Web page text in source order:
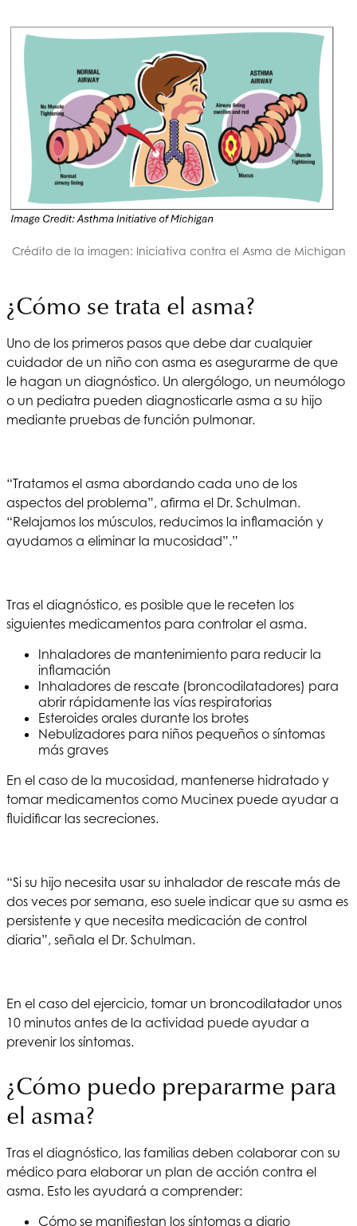
Crédito de la imagen: Iniciativa contra el Asma de Michigan
¿Cómo se trata el asma?
Uno de los primeros pasos que debe dar cualquier
cuidador de un niño con asma es asegurarme de que
le hagan un diagnóstico. Un alergólogo, un neumólogo
o un pediatra pueden diagnosticarle asma a su hijo
mediante pruebas de función pulmonar.
“Tratamos el asma abordando cada uno de los
aspectos del problema”, afirma el Dr. Schulman.
“Relajamos los músculos, reducimos la inflamación y
ayudamos a eliminar la mucosidad”.”
Tras el diagnóstico, es posible que le receten los
siguientes medicamentos para controlar el asma.
Inhaladores de mantenimiento para reducir la
inflamación
Inhaladores de rescate (broncodilatadores) para
abrir rápidamente las vías respiratorias
Esteroides orales durante los brotes
Nebulizadores para niños pequeños o síntomas
más graves
En el caso de la mucosidad, mantenerse hidratado y
tomar medicamentos como Mucinex puede ayudar a
fluidificar las secreciones.
“Si su hijo necesita usar su inhalador de rescate más de
dos veces por semana, eso suele indicar que su asma es
persistente y que necesita medicación de control
diaria”, señala el Dr. Schulman.
En el caso del ejercicio, tomar un broncodilatador unos
10 minutos antes de la actividad puede ayudar a
prevenir los síntomas.
¿Cómo puedo prepararme para
el asma?
Tras el diagnóstico, las familias deben colaborar con su
médico para elaborar un plan de acción contra el
asma. Esto les ayudará a comprender:
Cómo se manifiestan los síntomas a diario